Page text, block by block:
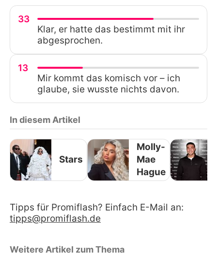
33
Klar, er hatte das bestimmt mit ihr
abgesprochen.
13
Mir kommt das komisch vor – ich
glaube, sie wusste nichts davon.
In diesem Artikel
Stars
Molly-
Mae
Hague
Tipps für Promiflash? Einfach E-Mail an:
tipps@promiflash.de
Weitere Artikel zum Thema